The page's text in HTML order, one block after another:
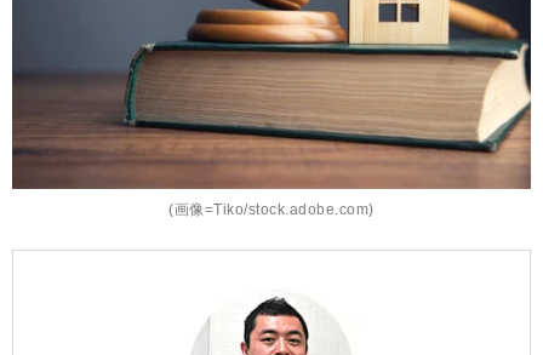
(画像=Tiko/stock.adobe.com)